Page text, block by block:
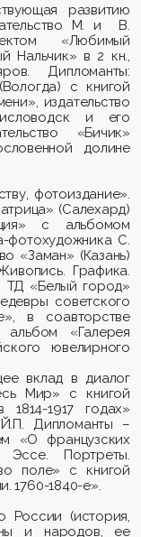
развитию
М. иВ.
«Любимый
Нальчик» в 2 кн.,
. Дипломанты:
с книгой
, издательство
и его
«Бичик»
долине
фотоиздание».
(Салехард)
с альбомом
фотохудожника С.
«Заман» (Казань)
Графика.
ТД «Белый город»
советского
в соавторстве
«Галерея
ювелирного
вклад в диалог
Мир» с книгой
1917 годах»
Дипломанты –
«О французских
Эссе. Портреты.
поле» с книгой
1760-1840-е».
России (история,
и народов, ее